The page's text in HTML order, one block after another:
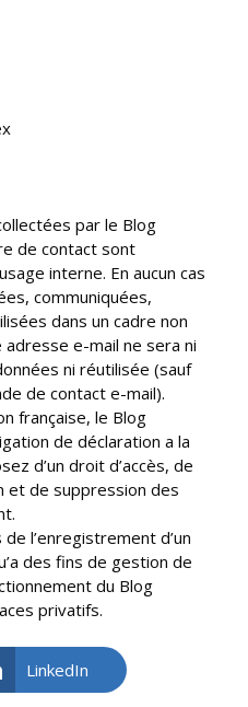
par le Blog
de contact sont
interne. En aucun cas
communiquées,
dans un cadre non
e-mail ne sera ni
ni réutilisée (sauf
de contact e-mail).
française, le Blog
de déclaration а la
d’un droit d’accès, de
et de suppression des
l’enregistrement d’un
des fins de gestion de
du Blog
privatifs.
LinkedIn